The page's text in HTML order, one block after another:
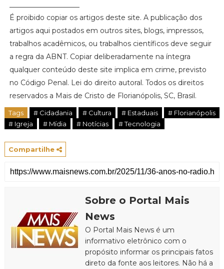
É proibido copiar os artigos deste site. A publicação dos
artigos aqui postados em outros sites, blogs, impressos,
trabalhos acadêmicos, ou trabalhos científicos deve seguir
a regra da ABNT. Copiar deliberadamente na íntegra
qualquer conteúdo deste site implica em crime, previsto
no Código Penal. Lei do direito autoral. Todos os direitos
reservados a Mais de Cristo de Florianópolis, SC, Brasil.
Tags # Cidadania # Cultura # Estaduais
# Florianópolis
# Igreja
# Mídia # Notícias # Tecnologia
Compartilhe
Sobre o Portal Mais
News
O Portal Mais News é um
informativo eletrônico com o
propósito informar os principais fatos
direto da fonte aos leitores. Não há a